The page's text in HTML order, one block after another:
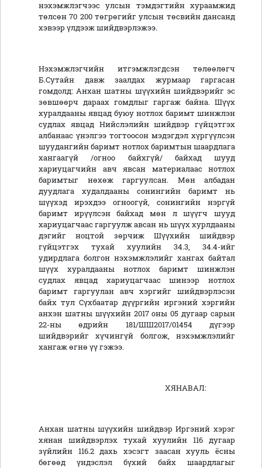
нэхэмжлэгчээс улсын тэмдэгтийн хураамжид
төлсөн 70 200 төгрөгийг улсын төсвийн дансанд
хэвээр үлдээж шийдвэрлэжээ.
Нэхэмжлэгчийн итгэмжлэгдсэн төлөөлөгч
Б.Сутайн давж заалдах журмаар гаргасан
гомдолд: Анхан шатны шүүхийн шийдвэрийг эс
зөвшөөрч дараах гомдлыг гаргаж байна. Шүүх
хуралдааны явцад буюу нотлох баримт шинжлэн
судлах явцад Нийслэлийн шийдвэр гүйцэтгэх
албанаас үнэлгээ тогтоосон мэдэгдэл хүргүүлсэн
шуудангийн баримт нотлох баримтын шаардлага
хангаагүй /огноо байхгүй/ байхад шууд
хариуцагчийн авч явсан материалаас нотлох
баримтыг нөхөж гаргуулсан. Мөн албадан
дуудлага худалдааны сонингийн баримт нь
шүүхэд ирэхдээ огноогүй, сонингийн нэргүй
баримт ирүүлсэн байхад мөн л шүүгч шууд
хариуцагчаас гаргуулж авсан нь шүүх хурлдааны
дэгийг ноцтой зөрчиж Шүүхийн шийдвэр
гүйцэтгэх тухай хуулийн 34.3, 34.4-ийг
удирдлага болгон нэхэмжлэлийг хангах байтал
шүүх хуралдааны нотлох баримт шинжлэн
судлах явцад хариуцагчаас шинээр нотлох
баримт гаргуулан авч хэргийг шийдвэрлэсэн
байх тул Сүхбаатар дүүргийн иргэний хэргийн
анхэн шатны шүүхийн 2017 оны 05 дугаар сарын
22-ны өдрийн 181/ШШ2017/01454 дүгээр
шийдвэрийг хүчингүй болгож, нэхэмжлэлийг
хангаж өгнө үү гэжээ.
ХЯНАВАЛ:
Анхан шатны шүүхийн шийдвэр Иргэний хэрэг
хянан шийдвэрлэх тухай хуулийн 116 дугаар
зүйлийн 116.2 дахь хэсэгт заасан хууль ёсны
бөгөөд үндэслэл бүхий байх шаардлагыг